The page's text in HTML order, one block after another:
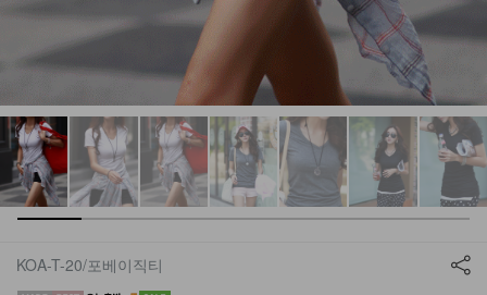
KOA-T-20/포베이직티